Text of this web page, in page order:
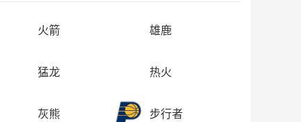
火箭 雄鹿
猛龙 热火
灰熊 步行者